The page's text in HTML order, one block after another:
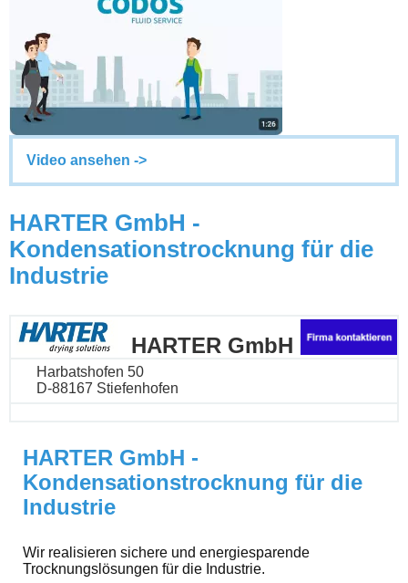
Video ansehen ->
HARTER GmbH -
Kondensationstrocknung für die
Industrie
HARTER GmbH
Harbatshofen 50
D-88167 Stiefenhofen
HARTER GmbH -
Kondensationstrocknung für die
Industrie
Wir realisieren sichere und energiesparende
Trocknungslösungen für die Industrie.